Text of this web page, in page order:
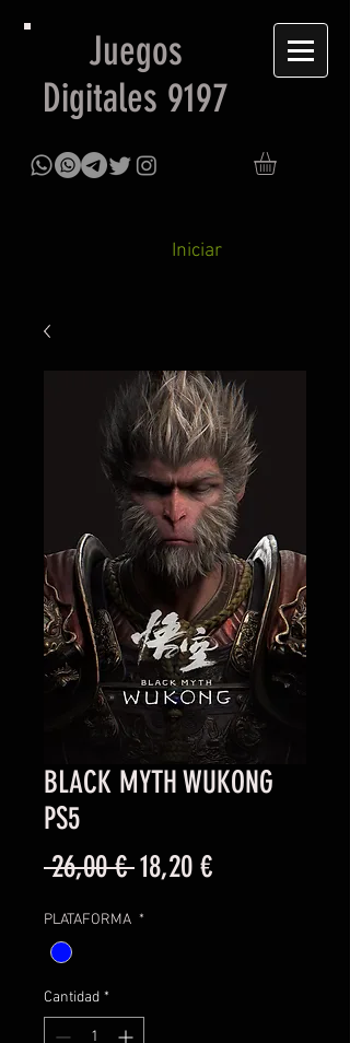
Juegos
Digitales 9197
Iniciar
BLACK MYTH WUKONG
PS5
26,00 € Precio
18,20 €Precio
PLATAFORMA *
Cantidad *